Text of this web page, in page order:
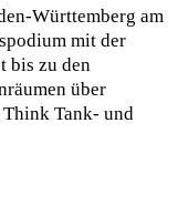
Württemberg am
mit der
bis zu den
über
Tank- und